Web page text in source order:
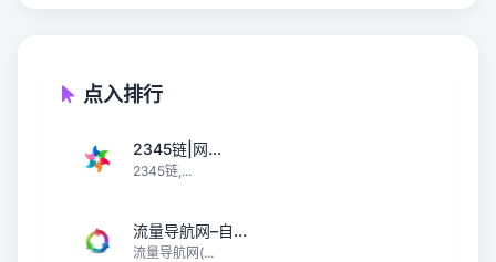
点入排行
2345链|网...
2345链,...
流量导航网–自...
流量导航网(...